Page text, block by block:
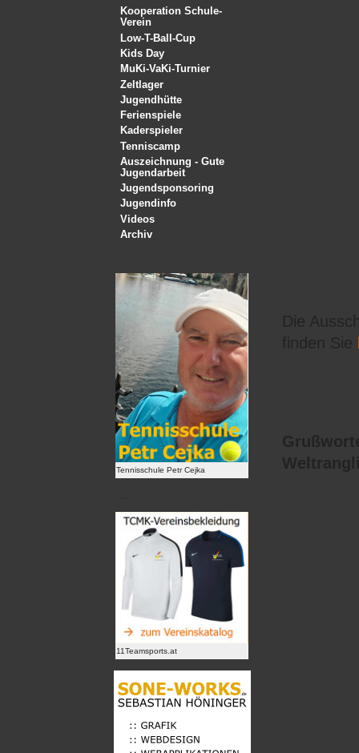
Kooperation Schule-
Verein
Low-T-Ball-Cup
Kids Day
MuKi-VaKi-Turnier
Zeltlager
Jugendhütte
Ferienspiele
Kaderspieler
Tenniscamp
Auszeichnung - Gute
Jugendarbeit
Jugendsponsoring
Jugendinfo
Videos
Archiv
Tennisschule Petr Cejka
11Teamsports.at